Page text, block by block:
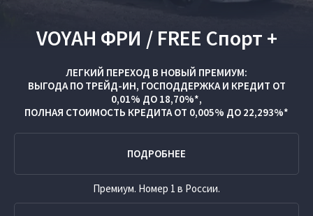
VOYAH ФРИ / FREE Спорт +
ЛЕГКИЙ ПЕРЕХОД В НОВЫЙ ПРЕМИУМ:
ВЫГОДА ПО ТРЕЙД-ИН, ГОСПОДДЕРЖКАИ КРЕДИТ ОТ
0,01% ДО 18,70%*,
ПОЛНАЯ СТОИМОСТЬ КРЕДИТА ОТ 0,005% ДО 22,293%*
ПОДРОБНЕЕ
Премиум. Номер 1 в России.